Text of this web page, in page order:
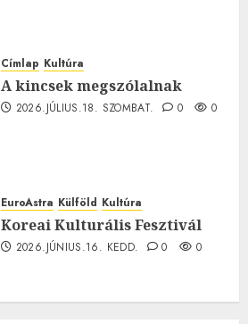
Címlap Kultúra
A kincsek megszólalnak
2026.JÚLIUS.18. SZOMBAT. 0 0
EuroAstra Külföld Kultúra
Koreai Kulturális Fesztivál
2026.JÚNIUS.16. KEDD. 0 0